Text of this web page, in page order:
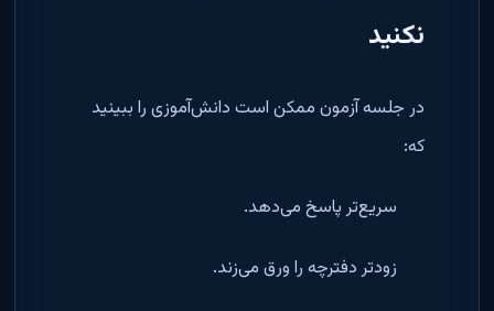
نکنید
در جلسه آزمون ممکن است دانش‌آموزی را ببینید
که:
سریع‌تر پاسخ می‌دهد.
زودتر دفترچه را ورق می‌زند.